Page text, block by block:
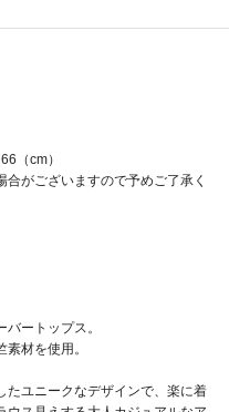
（cm）
がございますので予めご了承く
ートップス。
材を使用。
たユニークなデザインで、楽に着